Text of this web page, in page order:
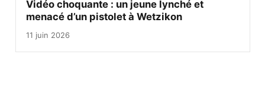
Vidéo choquante : un jeune lynché et
menacé d’un pistolet à Wetzikon
11 juin 2026